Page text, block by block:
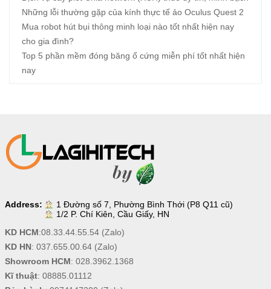
Những lỗi thường gặp của kính thực tế ảo Oculus Quest 2
Mua robot hút bụi thông minh loại nào tốt nhất hiện nay
cho gia đình?
Top 5 phần mềm đóng băng ổ cứng miễn phí tốt nhất hiện
nay
Address:
1 Đường số 7, Phường Bình Thới (P8 Q11 cũ)
1/2 P. Chí Kiên, Cầu Giấy, HN
KD HCM:08.33.44.55.54(Zalo)
KD HN: 037.655.00.64(Zalo)
Showroom HCM: 028.3962.1368
Kĩ thuật: 08885.01112